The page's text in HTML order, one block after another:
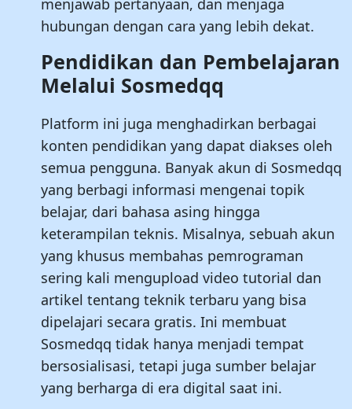
menjawab pertanyaan, dan menjaga
hubungan dengan cara yang lebih dekat.
Pendidikan dan Pembelajaran
Melalui Sosmedqq
Platform ini juga menghadirkan berbagai
konten pendidikan yang dapat diakses oleh
semua pengguna. Banyak akun di Sosmedqq
yang berbagi informasi mengenai topik
belajar, dari bahasa asing hingga
keterampilan teknis. Misalnya, sebuah akun
yang khusus membahas pemrograman
sering kali mengupload video tutorial dan
artikel tentang teknik terbaru yang bisa
dipelajari secara gratis. Ini membuat
Sosmedqq tidak hanya menjadi tempat
bersosialisasi, tetapi juga sumber belajar
yang berharga di era digital saat ini.